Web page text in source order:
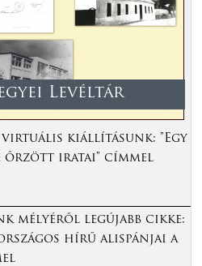
Levéltár
virtuális kiállításunk: "Egy
iratai" címmel
mélyéről legújabb cikke:
hírű alispánjai a